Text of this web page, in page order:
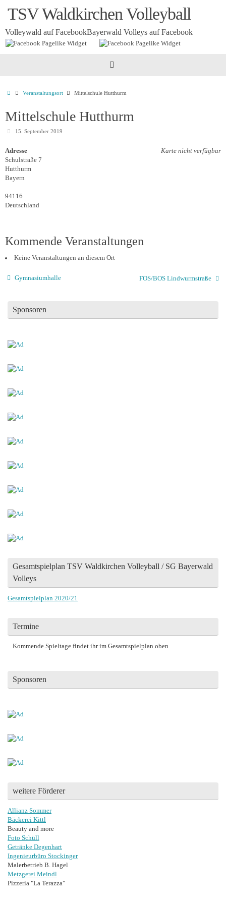
InhaltTSV Waldkirchen Volleyball
Volleywald auf FacebookBayerwald Volleys auf Facebook
Startseite
Veranstaltungsort Mittelschule Hutthurm
Mittelschule Hutthurm
15. September 2019
Karte nicht verfügbar
Adresse
Schulstraße 7
Hutthurm
Bayern
94116
Deutschland
Kommende Veranstaltungen
Keine Veranstaltungen an diesem Ort
Gymnasiumhalle FOS/BOS Lindwurmstraße
Sponsoren
Gesamtspielplan TSV Waldkirchen Volleyball / SG Bayerwald
Volleys
Gesamtspielplan 2020/21
Termine
Kommende Spieltage findet ihr im Gesamtspielplan oben
Sponsoren
weitere Förderer
Allianz Sommer
Bäckerei Kittl
Beauty and more
Foto Schüll
Getränke Degenhart
Ingenieurbüro Stockinger
Malerbetrieb B. Hagel
Metzgerei Meindl
Pizzeria "La Terazza"